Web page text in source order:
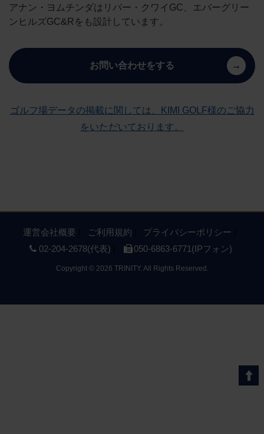
アナン・ヨムチンダはリバー・クワイGC、エバーグリー
ンヒルズGC&Rをも設計しています。
お問い合わせをする
ゴルフ場データの掲載に関しては、KIMI GOLF様のご協力
をいただいております。
運営会社概要 ご利用規約
プライバシーポリシー
02-204-2678(代表)
050-6863-6771(IPフォン)
Copyright ©2026 TRINITY. All Rights Reserved.